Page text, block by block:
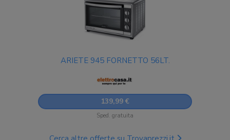
ARIETE 945 FORNETTO 56LT.
139,99 €
Sped. gratuita